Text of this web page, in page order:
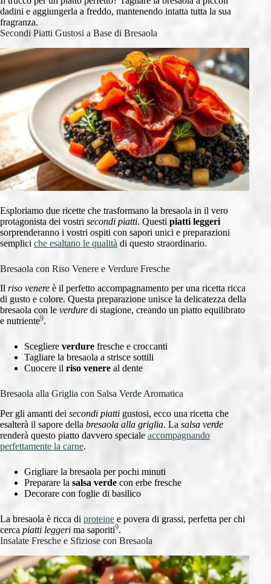
dadini e aggiungerla a freddo, mantenendo intatta tutta la sua
fragranza.
Secondi Piatti Gustosi a Base di Bresaola
Esploriamo due ricette che trasformano la bresaola in il vero
protagonista dei vostri secondi piatti. Questi piatti leggeri
sorprenderanno i vostri ospiti con sapori unici e preparazioni
semplici che esaltano le qualità di questo straordinario.
Bresaola con Riso Venere e Verdure Fresche
Il riso venere è il perfetto accompagnamento per una ricetta ricca
di gusto e colore. Questa preparazione unisce la delicatezza della
bresaola con le verdure di stagione, creando un piatto equilibrato
e nutriente9.
Scegliere verdure fresche e croccanti
Tagliare la bresaola a strisce sottili
Cuocere il riso venere al dente
Bresaola alla Griglia con Salsa Verde Aromatica
Per gli amanti dei secondi piatti gustosi, ecco una ricetta che
esalterà il sapore della bresaola alla griglia. La salsa verde
renderà questo piatto davvero speciale accompagnando
perfettamente la carne.
Grigliare la bresaola per pochi minuti
Preparare la salsa verde con erbe fresche
Decorare con foglie di basilico
La bresaola è ricca di proteine e povera di grassi, perfetta per chi
cerca piatti leggeri ma saporiti9.
Insalate Fresche e Sfiziose con Bresaola